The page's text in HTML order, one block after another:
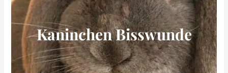
Kaninchen Bisswunde